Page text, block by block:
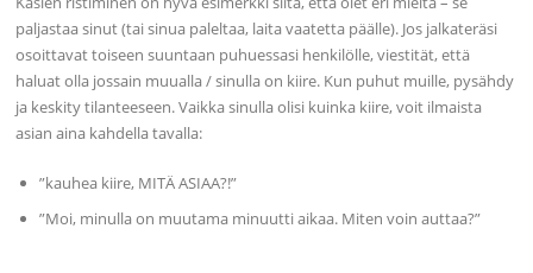
paljastaa sinut (tai sinua paleltaa, laita vaatetta päälle). Jos jalkateräsi
osoittavat toiseen suuntaan puhuessasi henkilölle, viestität, että
haluat olla jossain muualla / sinulla on kiire. Kun puhut muille, pysähdy
ja keskity tilanteeseen. Vaikka sinulla olisi kuinka kiire, voit ilmaista
asian aina kahdella tavalla:
”kauhea kiire, MITÄ ASIAA?!”
”Moi, minulla on muutama minuutti aikaa. Miten voin auttaa?”